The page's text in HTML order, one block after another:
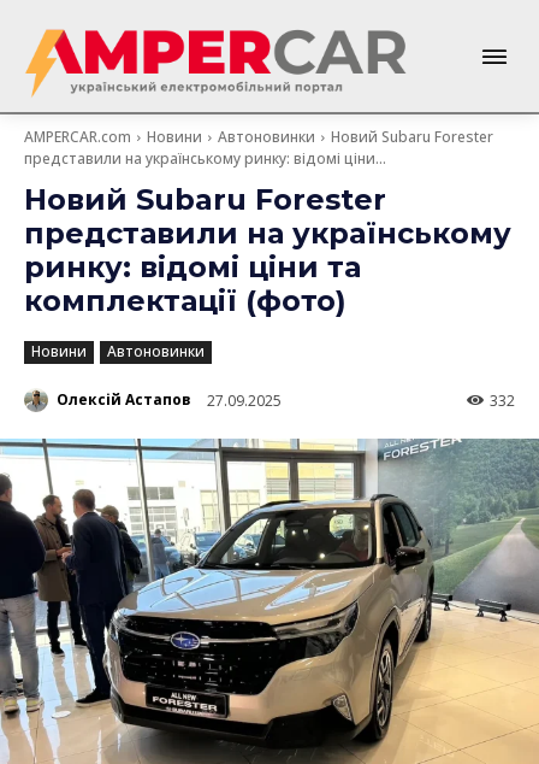
AMPERCAR.com Новини Автоновинки
Новий Subaru Forester
представили на українському ринку: відомі ціни...
Новий Subaru Forester
представили на українському
ринку: відомі ціни та
комплектації (фото)
Новини Автоновинки
Олексій Астапов 27.09.2025 332